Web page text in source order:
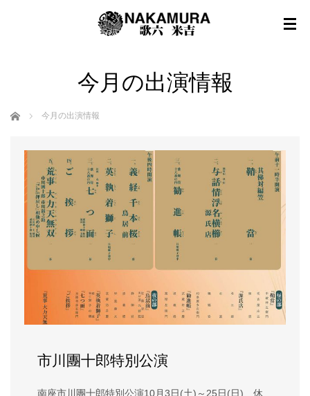
今月の出演情報
ホーム 今月の出演情報
市川團十郎特別公演
南座市川團十郎特別公演10月3日(土)～25日(日) 休